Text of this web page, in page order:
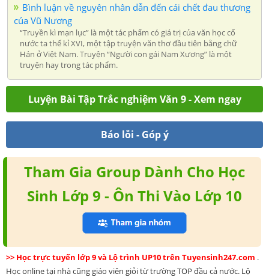
Bình luận về nguyên nhân dẫn đến cái chết đau thương
của Vũ Nương
“Truyền kì mạn lục” là một tác phẩm có giá trị của văn học cổ
nước ta thế kỉ XVI, một tập truyện văn thơ đầu tiên bằng chữ
Hán ở Việt Nam. Truyện “Người con gái Nam Xương” là một
truyện hay trong tác phẩm.
Luyện Bài Tập Trắc nghiệm Văn 9 - Xem ngay
Báo lỗi - Góp ý
Tham Gia Group Dành Cho Học
Sinh Lớp 9 - Ôn Thi Vào Lớp 10
>> Học trực tuyến lớp 9 và Lộ trình UP10 trên Tuyensinh247.com .
Học online tại nhà cũng giáo viên giỏi từ trường TOP đầu cả nước. Lộ